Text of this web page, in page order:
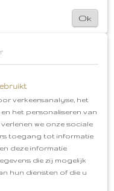
met platte witte…
Ok
verkeersanalyse, het
het personaliseren van
we onze sociale
toegang tot informatie
deze informatie
die zij mogelijk
hun diensten of die u